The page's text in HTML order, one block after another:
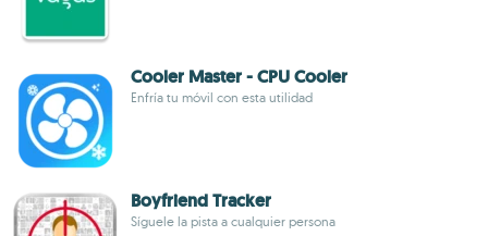
Cooler Master - CPU Cooler
Enfría tu móvil con esta utilidad
Boyfriend Tracker
Síguele la pista a cualquier persona